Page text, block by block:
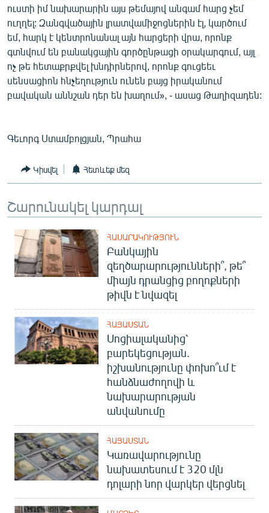
ուստի իմ նախարարին այս թեմայով անգամ հարց չեմ
ուղղել: Զանգվածային լրատվամիջոցներին էլ, կարծում
եմ, հարկ է կենտրոնանալ այն հարցերի վրա, որոնք
գտնվում են բանակցային գործընթացի օրակարգում, այլ
ոչ թե հետաքրքվել խնդիրներով, որոնք գուցեեւ
սենսացիոն հնչեղություն ունեն բայց իրականում
բավական աննշան դեր են խաղում», - ասաց Թաղիզադեն:
Գեւորգ Ստամբոլցյան, Պրահա
Կիսվել Հետևեք մեզ
Շարունակել կարդալ
ՀԱՍԱՐԱԿՈՒԹՅՈՒՆ
Բանկային
զեղծարարությունների՞, թե՞
միայն դրանցից բողոքների
թիվն է նվազել
ՀԱՅԱՍՏԱՆ
Սոցիալականից՝
բարեկեցության.
իշխանությունը փոխո՞ւմ է
հանձնաժողովի և
նախարարության
անվանումը
ՀԱՅԱՍՏԱՆ
Կառավարությունը
նախատեսում է 320 մլն
դոլարի նոր վարկեր վերցնել